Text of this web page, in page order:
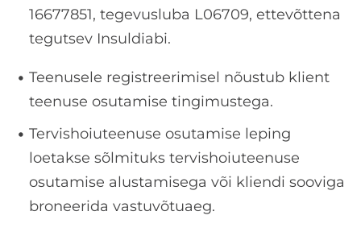
16677851, tegevusluba L06709, ettevõttena
tegutsev Insuldiabi.
Teenusele registreerimisel nõustub klient
teenuse osutamise tingimustega.
Tervishoiuteenuse osutamise leping
loetakse sõlmituks tervishoiuteenuse
osutamise alustamisega või kliendi sooviga
broneerida vastuvõtuaeg.